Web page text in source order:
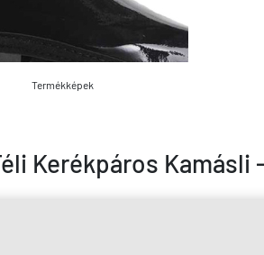
Termékképek
Kerékpáros Kamásli